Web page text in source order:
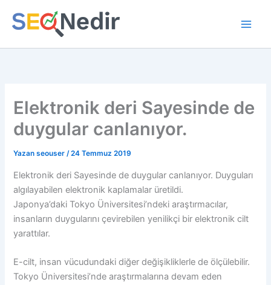
atla
Elektronik deri Sayesinde de
duygular canlanıyor.
Yazan seouser/24 Temmuz 2019
Elektronik deri Sayesinde de duygular canlanıyor. Duyguları
algılayabilen elektronik kaplamalar üretildi.
Japonya’daki Tokyo Üniversitesi’ndeki araştırmacılar,
insanların duygularını çevirebilen yenilikçi bir elektronik cilt
yarattılar.
E-cilt, insan vücudundaki diğer değişikliklerle de ölçülebilir.
Tokyo Üniversitesi’nde araştırmalarına devam eden